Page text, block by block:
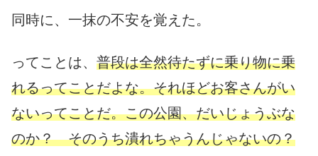
同時に、一抹の不安を覚えた。
ってことは、 普段は全然待たずに乗り物に乗
れるってことだよな。それほどお客さんがい
ないってことだ。この公園、だいじょうぶな
のか？ そのうち潰れちゃうんじゃないの？